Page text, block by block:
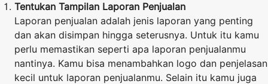
Tentukan Tampilan Laporan Penjualan
Laporan penjualan adalah jenis laporan yang penting
dan akan disimpan hingga seterusnya. Untuk itu kamu
perlu memastikan seperti apa laporan penjualanmu
nantinya. Kamu bisa menambahkan logo dan penjelasan
kecil untuk laporan penjualanmu. Selain itu kamu juga